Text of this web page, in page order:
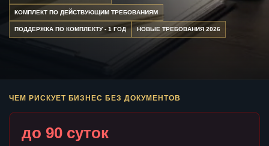
КОМПЛЕКТ ПО ДЕЙСТВУЮЩИМ ТРЕБОВАНИЯМ
ПОДДЕРЖКА ПО КОМПЛЕКТУ - 1 ГОД НОВЫЕ ТРЕБОВАНИЯ 2026
ЧЕМ РИСКУЕТ БИЗНЕС БЕЗ ДОКУМЕНТОВ
до 90 суток